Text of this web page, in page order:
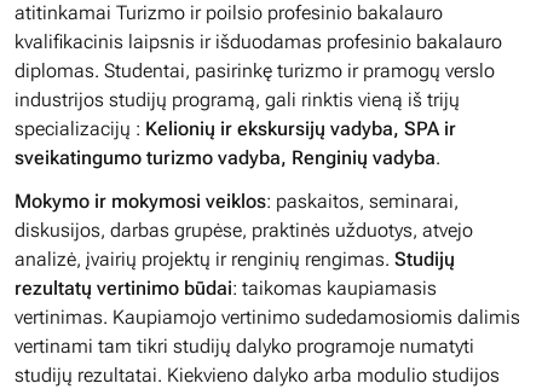
atitinkamai Turizmo ir poilsio profesinio bakalauro
kvalifikacinis laipsnis ir išduodamas profesinio bakalauro
diplomas. Studentai, pasirinkę turizmo ir pramogų verslo
industrijos studijų programą, gali rinktis vieną iš trijų
specializacijų : Kelionių ir ekskursijų vadyba, SPA ir
sveikatingumo turizmo vadyba, Renginių vadyba.
Mokymo ir mokymosi veiklos: paskaitos, seminarai,
diskusijos, darbas grupėse, praktinės užduotys, atvejo
analizė, įvairių projektų ir renginių rengimas. Studijų
rezultatų vertinimo būdai: taikomas kaupiamasis
vertinimas. Kaupiamojo vertinimo sudedamosiomis dalimis
vertinami tam tikri studijų dalyko programoje numatyti
studijų rezultatai. Kiekvieno dalyko arba modulio studijos